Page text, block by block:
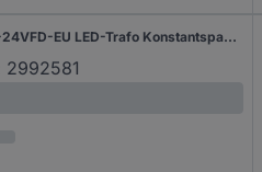
Self Electronics SLD100-24VFD-EU LED-Trafo Konstantspannung 100 W 4.16 A 24 V dimmbar 1 St.
2992581